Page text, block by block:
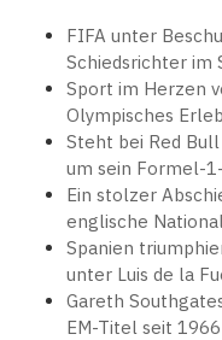
FIFA unter
Schiedsrichter im
Sport im Herzen
Olympisches
Steht bei Red
um sein Formel-
Ein stolzer
englische
Spanien
unter Luis de la
Gareth
EM-Titel seit 1966